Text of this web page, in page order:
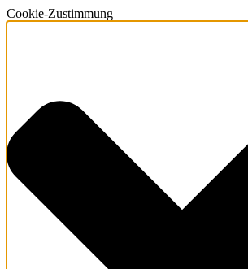
Cookie-Zustimmung